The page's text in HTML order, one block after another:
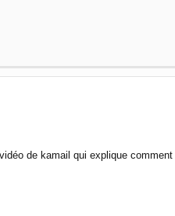
de kamail qui explique